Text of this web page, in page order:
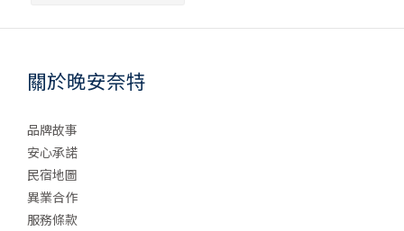
關於晚安奈特
品牌故事
安心承諾
民宿地圖
異業合作
服務條款